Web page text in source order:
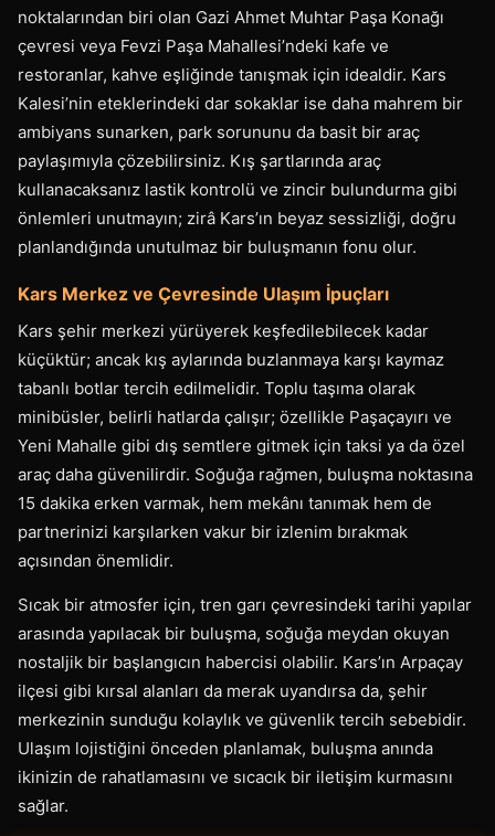
noktalarından biri olan Gazi Ahmet Muhtar Paşa Konağı
çevresi veya Fevzi Paşa Mahallesi’ndeki kafe ve
restoranlar, kahve eşliğinde tanışmak için idealdir. Kars
Kalesi’nin eteklerindeki dar sokaklar ise daha mahrem bir
ambiyans sunarken, park sorununu da basit bir araç
paylaşımıyla çözebilirsiniz. Kış şartlarında araç
kullanacaksanız lastik kontrolü ve zincir bulundurma gibi
önlemleri unutmayın; zirâ Kars’ın beyaz sessizliği, doğru
planlandığında unutulmaz bir buluşmanın fonu olur.
Kars Merkez ve Çevresinde Ulaşım İpuçları
Kars şehir merkezi yürüyerek keşfedilebilecek kadar
küçüktür; ancak kış aylarında buzlanmaya karşı kaymaz
tabanlı botlar tercih edilmelidir. Toplu taşıma olarak
minibüsler, belirli hatlarda çalışır; özellikle Paşaçayırı ve
Yeni Mahalle gibi dış semtlere gitmek için taksi ya da özel
araç daha güvenilirdir. Soğuğa rağmen, buluşma noktasına
15 dakika erken varmak, hem mekânı tanımak hem de
partnerinizi karşılarken vakur bir izlenim bırakmak
açısından önemlidir.
Sıcak bir atmosfer için, tren garı çevresindeki tarihi yapılar
arasında yapılacak bir buluşma, soğuğa meydan okuyan
nostaljik bir başlangıcın habercisi olabilir. Kars’ın Arpaçay
ilçesi gibi kırsal alanları da merak uyandırsa da, şehir
merkezinin sunduğu kolaylık ve güvenlik tercih sebebidir.
Ulaşım lojistiğini önceden planlamak, buluşma anında
ikinizin de rahatlamasını ve sıcacık bir iletişim kurmasını
sağlar.